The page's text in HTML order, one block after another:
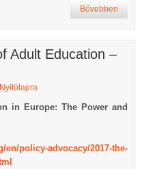
Bővebben
Adult Education –
Nyitólapra
in Europe: The Power and
en/policy-advocacy/2017-the-